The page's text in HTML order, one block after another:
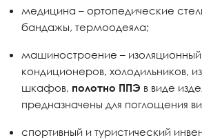
медицина – ортопедические
бандажы, термоодеяла;
машиностроение –
кондиционеров, холодильников,
шкафов, полотно ППЭ в виде
предназначены для поглощения
спортивный и туристический